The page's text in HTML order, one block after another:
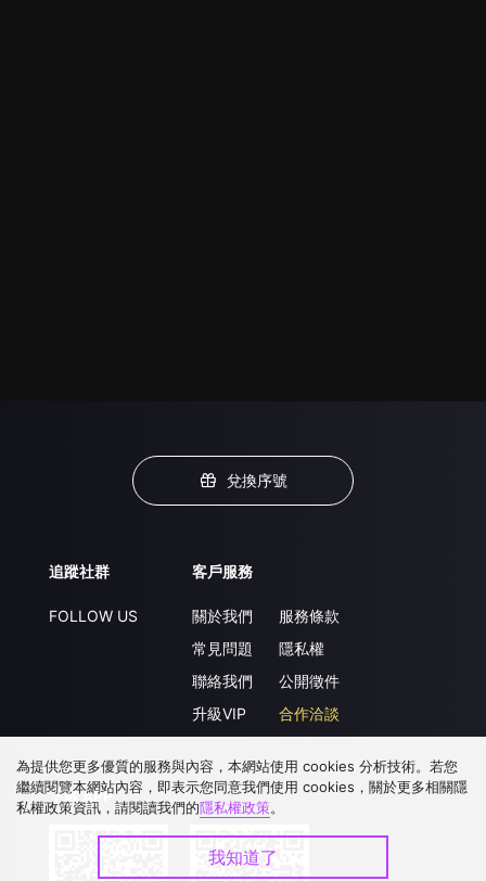
兌換序號
追蹤社群
FOLLOW US
客戶服務
關於我們
常見問題
聯絡我們
升級VIP
服務條款
隱私權
公開徵件
合作洽談
下載 APP
為提供您更多優質的服務與內容，本網站使用 cookies 分析技術。若您
繼續閱覽本網站內容，即表示您同意我們使用 cookies，關於更多相關隱
私權政策資訊，請閱讀我們的隱私權政策。
我知道了